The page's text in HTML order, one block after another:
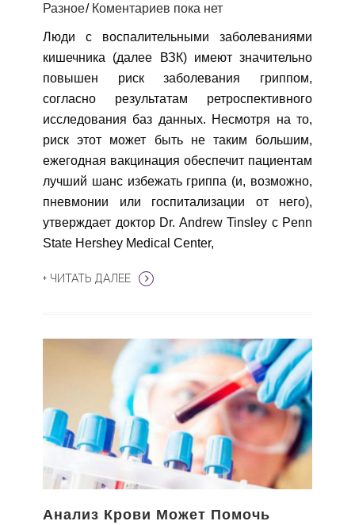
Разное
Коментариев пока нет
Люди с воспалительными заболеваниями
кишечника (далее ВЗК) имеют значительно
повышен риск заболевания гриппом,
согласно результатам ретроспективного
исследования баз данных. Несмотря на то,
риск этот может быть не таким большим,
ежегодная вакцинация обеспечит пациентам
лучший шанс избежать гриппа (и, возможно,
пневмонии или госпитализации от него),
утверждает доктор Dr. Andrew Tinsley с Penn
State Hershey Medical Center,
+ ЧИТАТЬ ДАЛЕЕ
Анализ Крови Может Помочь